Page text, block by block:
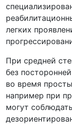
легких
При средней
без
во время
например при
могут